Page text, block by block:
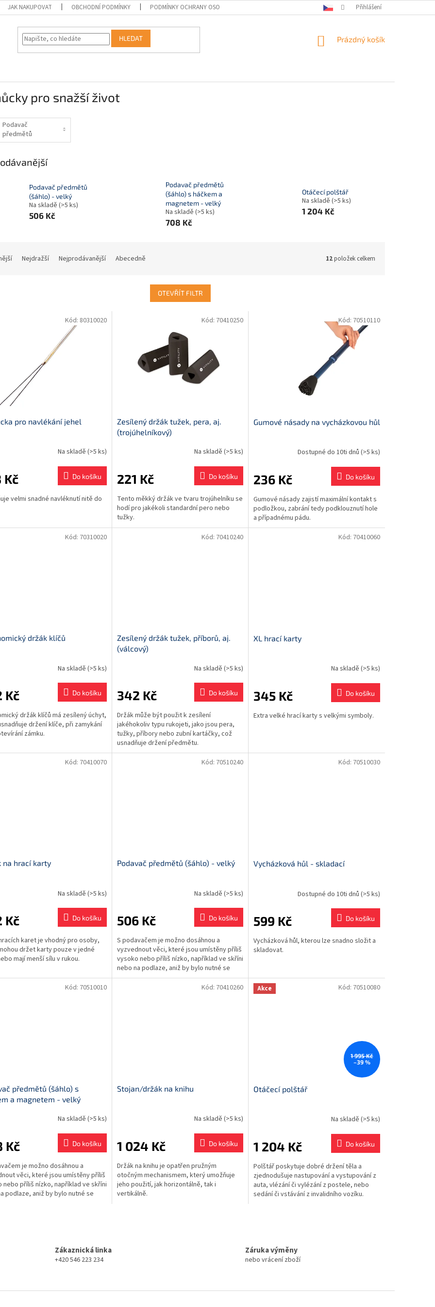
JAK NAKUPOVAT OBCHODNÍ PODMÍNKY PODMÍNKY OCHRANY OSOBNÍCH ÚDAJŮ Přihlášení
HLEDAT
NÁKUPNÍ
Prázdný košík
pro snažší život
Podavač
předmětů
Podavač předmětů
(šáhlo) - velký
Na skladě (>5 ks)
506 Kč
Podavač předmětů
(šáhlo) s háčkem a
magnetem - velký
Na skladě (>5 ks)
708 Kč
Otáčecí polštář
Na skladě (>5 ks)
1 204 Kč
Nejdražší Nejprodávanější Abecedně 12položek celkem
OTEVŘÍT FILTR
pro navlékání jehel
Na skladě (>5 ks)
Kč Do košíku
velmi snadné navléknutí nitě do
Kód: 80310020
Zesílený držák tužek, pera, aj.
(trojúhelníkový)
Na skladě (>5 ks)
221 Kč Do košíku
Tento měkký držák ve tvaru trojúhelníku se
hodí pro jakékoli standardní pero nebo
tužky.
Kód: 70410250
Gumové násady na vycházkovou hůl
Dostupné do 10ti dnů (>5 ks)
236 Kč Do košíku
Gumové násady zajistí maximální kontakt s
podložkou, zabrání tedy podklouznutí hole
a případnému pádu.
Kód: 70510110
držák klíčů
Na skladě (>5 ks)
Kč Do košíku
držák klíčů má zesílený úchyt,
držení klíče, při zamykání
zámku.
Kód: 70310020
Zesílený držák tužek, příborů, aj.
(válcový)
Na skladě (>5 ks)
342 Kč Do košíku
Držák může být použit k zesílení
jakéhokoliv typu rukojeti, jako jsou pera,
tužky, příbory nebo zubní kartáčky, což
usnadňuje držení předmětu.
Kód: 70410240
XL hrací karty
Na skladě (>5 ks)
345 Kč Do košíku
Extra velké hrací karty s velkými symboly.
Kód: 70410060
na hrací karty
Na skladě (>5 ks)
Kč Do košíku
karet je vhodný pro osoby,
držet karty pouze v jedné
mají menší sílu v rukou.
Kód: 70410070
Podavač předmětů (šáhlo) - velký
Na skladě (>5 ks)
506 Kč Do košíku
S podavačem je možno dosáhnou a
vyzvednout věci, které jsou umístěny příliš
vysoko nebo příliš nízko, například ve skříni
nebo na podlaze, aniž by bylo nutné se
ohýbat nebo...
Kód: 70510240
Vycházková hůl - skladací
Dostupné do 10ti dnů (>5 ks)
599 Kč Do košíku
Vycházková hůl, kterou lze snadno složit a
skladovat.
Kód: 70510030
předmětů (šáhlo) s
a magnetem - velký
Na skladě (>5 ks)
Kč Do košíku
je možno dosáhnou a
věci, které jsou umístěny příliš
nebo příliš nízko, například ve skříni
podlaze, aniž by bylo nutné se
Kód: 70510010
Stojan/držák na knihu
Na skladě (>5 ks)
1 024 Kč Do košíku
Držák na knihu je opatřen pružným
otočným mechanismem, který umožňuje
jeho použití, jak horizontálně, tak i
vertikálně.
Kód: 70410260 Akce
1 995 Kč
–39 %
Otáčecí polštář
Na skladě (>5 ks)
1 204 Kč Do košíku
Polštář poskytuje dobré držení těla a
zjednodušuje nastupování a vystupování z
auta, vlézání či vylézání z postele, nebo
sedání či vstávání z invalidního vozíku.
Kód: 70510080
p
Zákaznická linka
+420 546 223 234
Záruka výměny
nebo vrácení zboží